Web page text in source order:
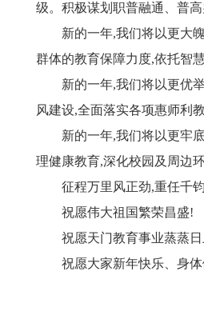
级。积极谋划职普融通、普
新的一年,我们将以更大
群体的教育保障力度,依托智
新的一年,我们将以更优
风建设,全面落实各项惠师利
新的一年,我们将以更牢
理健康教育,深化校园及周边
征程万里风正劲,重任千
祝愿伟大祖国繁荣昌盛!
祝愿天门教育事业蒸蒸
祝愿大家新年快乐、身